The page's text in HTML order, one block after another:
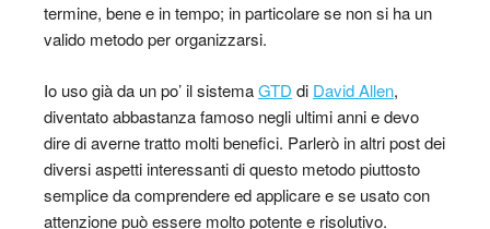
termine, bene e in tempo; in particolare se non si ha un
valido metodo per organizzarsi.
Io uso già da un po’ il sistemaGTD di David Allen,
diventato abbastanza famoso negli ultimi anni e devo
dire di averne tratto molti benefici. Parlerò in altri post dei
diversi aspetti interessanti di questo metodo piuttosto
semplice da comprendere ed applicare e se usato con
attenzione può essere molto potente e risolutivo.